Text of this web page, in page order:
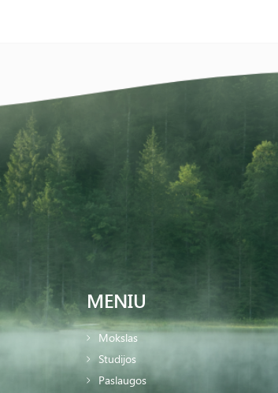
MENIU
Mokslas
Studijos
Paslaugos